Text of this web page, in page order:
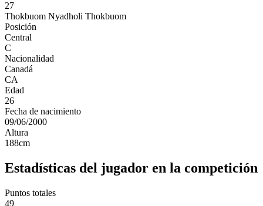
27
Thokbuom Nyadholi Thokbuom
Posición
Central
C
Nacionalidad
Canadá
CA
Edad
26
Fecha de nacimiento
09/06/2000
Altura
188cm
Estadísticas del jugador en la competición
Puntos totales
49